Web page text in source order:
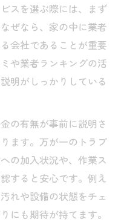
者おすすめの活用法
ハウスクリーニン
パの良いサービスを
びで失敗しないチェ
サービスで納得の清
スを選ぶ際には、まず
ぜなら、家の中に業者
会社であることが重要
や業者ランキングの活
明がしっかりしている
の有無が事前に説明さ
ます。万が一のトラブ
の加入状況や、作業ス
すると安心です。例え
れや設備の状態をチェ
にも期待が持てます。